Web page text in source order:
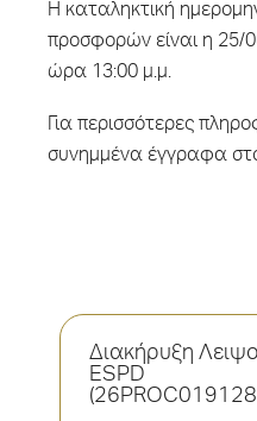
Η καταληκτική
προσφορών είναι η 25/
ώρα 13:00 μ.μ.
Για περισσότερες
συνημμένα έγγραφα
Διακήρυξη
ESPD